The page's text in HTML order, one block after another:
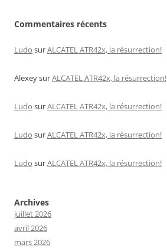
Commentaires récents
Ludo surALCATEL ATR42x, la résurrection!
AlexeysurALCATEL ATR42x, la résurrection!
Ludo surALCATEL ATR42x, la résurrection!
Ludo surALCATEL ATR42x, la résurrection!
Ludo surALCATEL ATR42x, la résurrection!
Archives
juillet 2026
avril 2026
mars 2026